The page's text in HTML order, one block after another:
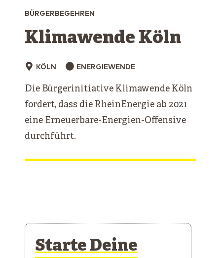
BÜRGERBEGEHREN
Klimawende Köln
KÖLN ENERGIEWENDE
Die Bürgerinitiative Klimawende Köln
fordert, dass die RheinEnergie ab 2021
eine Erneuerbare-Energien-Offensive
durchführt.
Starte Deine